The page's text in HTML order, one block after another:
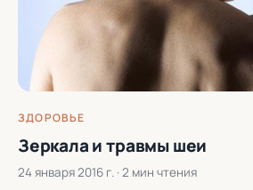
ЗДОРОВЬЕ
Зеркала и травмы шеи
24 января 2016 г. · 2 мин чтения